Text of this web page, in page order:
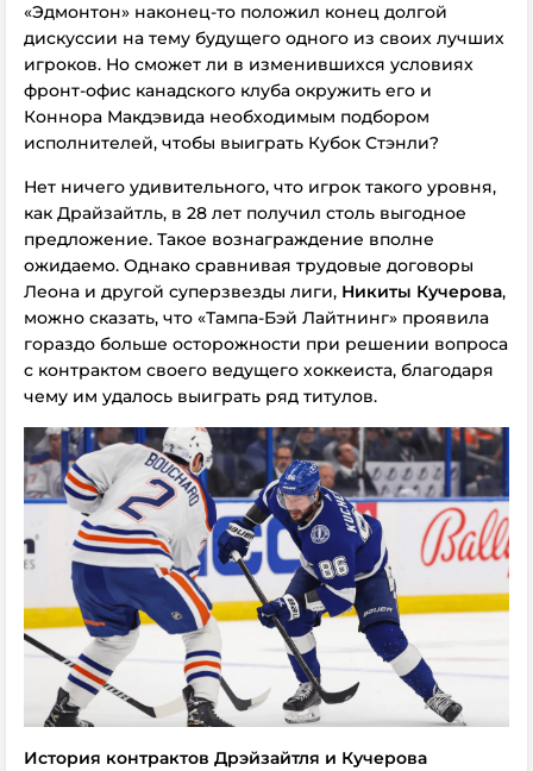
«Эдмонтон» наконец-то положил конец долгой
дискуссии на тему будущего одного из своих лучших
игроков. Но сможет ли в изменившихся условиях
фронт-офис канадского клуба окружить его и
Коннора Макдэвида необходимым подбором
исполнителей, чтобы выиграть Кубок Стэнли?
Нет ничего удивительного, что игрок такого уровня,
как Драйзайтль, в 28 лет получил столь выгодное
предложение. Такое вознаграждение вполне
ожидаемо. Однако сравнивая трудовые договоры
Леона и другой суперзвезды лиги, Никиты Кучерова,
можно сказать, что «Тампа-Бэй Лайтнинг» проявила
гораздо больше осторожности при решении вопроса
с контрактом своего ведущего хоккеиста, благодаря
чему им удалось выиграть ряд титулов.
История контрактов Дрэйзайтля и Кучерова